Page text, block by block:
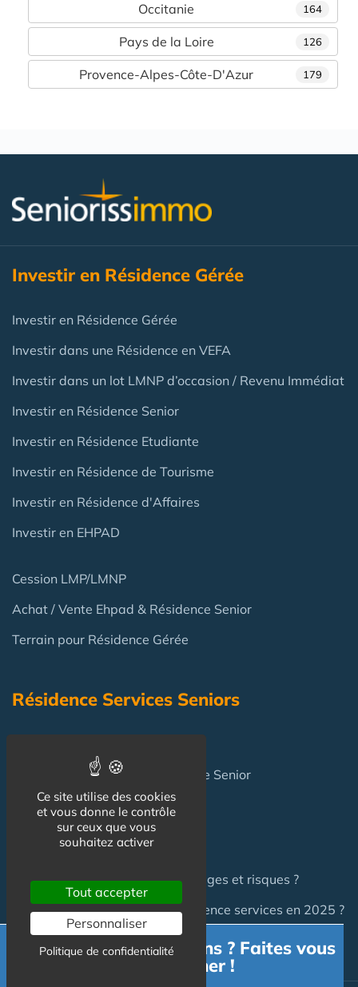
164
Occitanie
126
Pays de la Loire
179
Provence-Alpes-Côte-D'Azur
Investir en Résidence Gérée
Investir en Résidence Gérée
Investir dans une Résidence en VEFA
Investir dans un lot LMNP d’occasion / Revenu Immédiat
Investir en Résidence Senior
Investir en Résidence Etudiante
Investir en Résidence de Tourisme
Investir en Résidence d'Affaires
Investir en EHPAD
Cession LMP/LMNP
Achat / Vente Ehpad & Résidence Senior
Terrain pour Résidence Gérée
Résidence Services Seniors
Achat pour y vivre
en Résidence Senior
Investir en Résidence Senior : pièges et risques ?
Investir en LMNP dans une résidence services en 2025 ?
Besoin d'informations ? Faites vous
accompagner !
Ce site utilise des cookies
et vous donne le contrôle
sur ceux que vous
souhaitez activer
Tout accepter
Personnaliser
Politique de confidentialité